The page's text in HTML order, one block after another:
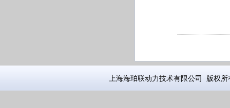
上海海珀联动力技术有限公司 版权